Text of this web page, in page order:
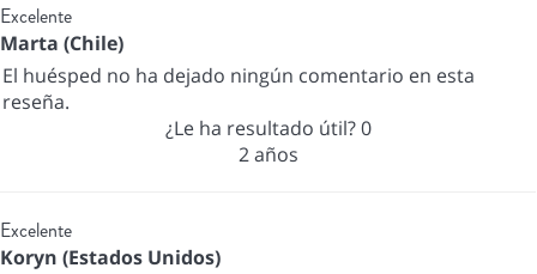
Excelente
Marta (Chile)
El huésped no ha dejado ningún comentario en esta
reseña.
¿Le ha resultado útil?0
2 años
Excelente
Koryn (Estados Unidos)